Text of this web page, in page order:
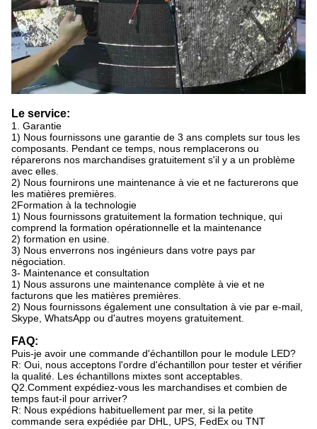
Le service:
1. Garantie
1) Nous fournissons une garantie de 3 ans complets sur tous les
composants. Pendant ce temps, nous remplacerons ou
réparerons nos marchandises gratuitement s'il y a un problème
avec elles.
2) Nous fournirons une maintenance à vie et ne facturerons que
les matières premières.
2Formation à la technologie
1) Nous fournissons gratuitement la formation technique, qui
comprend la formation opérationnelle et la maintenance
2) formation en usine.
3) Nous enverrons nos ingénieurs dans votre pays par
négociation.
3- Maintenance et consultation
1) Nous assurons une maintenance complète à vie et ne
facturons que les matières premières.
2) Nous fournissons également une consultation à vie par e-mail,
Skype, WhatsApp ou d'autres moyens gratuitement.
FAQ:
Puis-je avoir une commande d'échantillon pour le module LED?
R: Oui, nous acceptons l'ordre d'échantillon pour tester et vérifier
la qualité. Les échantillons mixtes sont acceptables.
Q2.Comment expédiez-vous les marchandises et combien de
temps faut-il pour arriver?
R: Nous expédions habituellement par mer, si la petite
commande sera expédiée par DHL, UPS, FedEx ou TNT